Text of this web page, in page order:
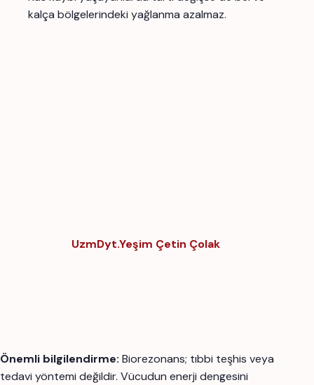
kalça bölgelerindeki yağlanma azalmaz.
UzmDyt.Yeşim Çetin Çolak
Önemli bilgilendirme: Biorezonans; tıbbi teşhis veya
tedavi yöntemi değildir. Vücudun enerji dengesini